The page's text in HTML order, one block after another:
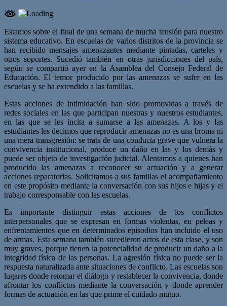
Estamos sobre el final de una semana de mucha tensión para nuestro
sistema educativo. En escuelas de varios distritos de la provincia se
han recibido mensajes amenazantes mediante pintadas, carteles y
otros soportes. Sucedió también en otras jurisdicciones del país,
según se compartió ayer en la Asamblea del Consejo Federal de
Educación. El temor producido por las amenazas se sufre en las
escuelas y se ha extendido a las familias.
Estas acciones de intimidación han sido promovidas a través de
redes sociales en las que participan nuestras y nuestros estudiantes,
en las que se les incita a sumarse a las amenazas. A los y las
estudiantes les decimos que reproducir amenazas no es una broma ni
una mera transgresión: se trata de una conducta grave que vulnera la
convivencia institucional, produce un daño en las y los demás y
puede ser objeto de investigación judicial. Alentamos a quienes han
producido las amenazas a reconocer su actuación y a generar
acciones reparatorias. Solicitamos a sus familias el acompañamiento
en este propósito mediante la conversación con sus hijos e hijas y el
trabajo corresponsable con las escuelas.
Es importante distinguir estas acciones de los conflictos
interpersonales que se expresan en formas violentas, en peleas y
enfrentamientos que en determinados episodios han incluido el uso
de armas. Esta semana también sucedieron actos de esta clase, y son
muy graves, porque tienen la potencialidad de producir un daño a la
integridad física de las personas. La agresión física no puede ser la
respuesta naturalizada ante situaciones de conflicto. Las escuelas son
lugares donde retomar el diálogo y restablecer la convivencia, donde
afrontar los conflictos mediante la conversación y donde aprender
formas de actuación en las que prime el cuidado mutuo.